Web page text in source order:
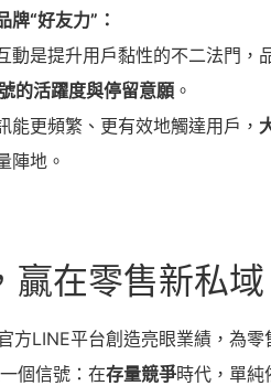
牌“好友力” ：
動是提升用戶黏性的不二法門，
的活躍度與停留意願 。
能更頻繁、更有效地觸達用戶，
陣地。
贏在零售新私域
方LINE平台創造亮眼業績，為零
個信號：在存量競爭時代，單純